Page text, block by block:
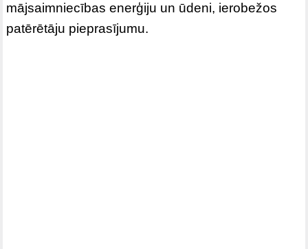
mājsaimniecības enerģiju un ūdeni, ierobežos
patērētāju pieprasījumu.